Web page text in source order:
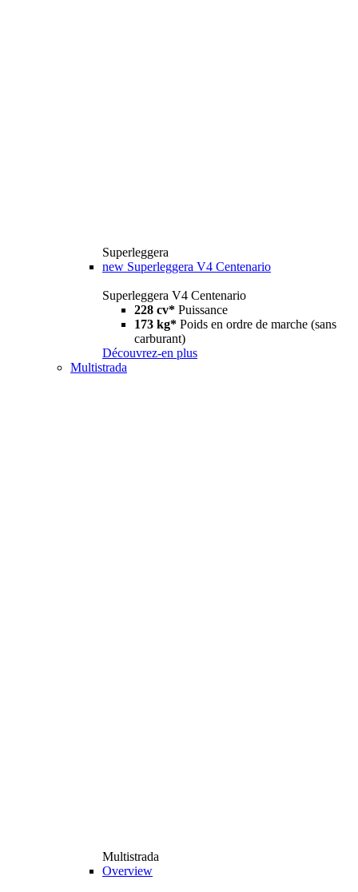
Superleggera
new Superleggera V4 Centenario
Superleggera V4 Centenario
228 cv* Puissance
173 kg* Poids en ordre de marche (sans
carburant)
Découvrez-en plus
Multistrada
Multistrada
Overview